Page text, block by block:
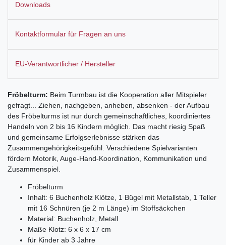
Downloads
Kontaktformular für Fragen an uns
EU-Verantwortlicher / Hersteller
Fröbelturm: Beim Turmbau ist die Kooperation aller Mitspieler
gefragt... Ziehen, nachgeben, anheben, absenken - der Aufbau
des Fröbelturms ist nur durch gemeinschaftliches, koordiniertes
Handeln von 2 bis 16 Kindern möglich. Das macht riesig Spaß
und gemeinsame Erfolgserlebnisse stärken das
Zusammengehörigkeitsgefühl. Verschiedene Spielvarianten
fördern Motorik, Auge-Hand-Koordination, Kommunikation und
Zusammenspiel.
Fröbelturm
Inhalt: 6 Buchenholz Klötze, 1 Bügel mit Metallstab, 1 Teller
mit 16 Schnüren (je 2 m Länge) im Stoffsäckchen
Material: Buchenholz, Metall
Maße Klotz: 6 x 6 x 17 cm
für Kinder ab 3 Jahre